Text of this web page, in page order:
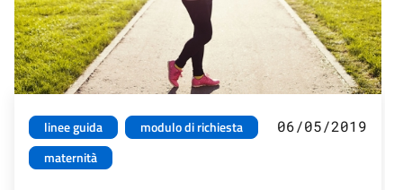
linee guida
modulo di richiesta
maternità
06/05/2019